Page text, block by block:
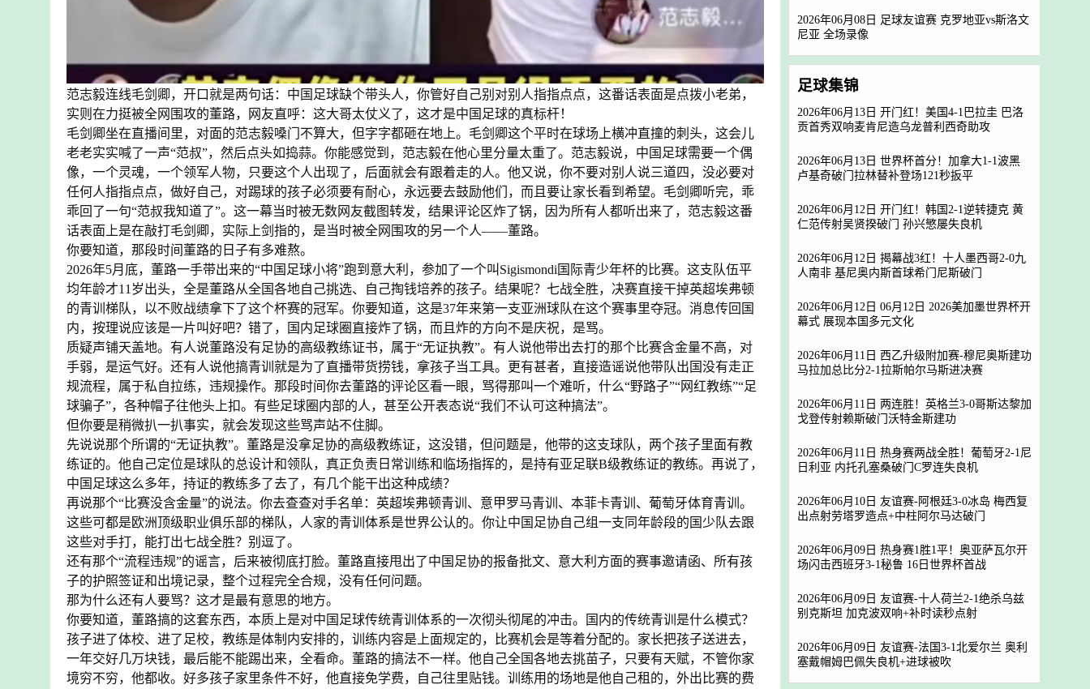
范志毅连线毛剑卿，开口就是两句话：中国足球缺个带头人，你管好自己别对别人指指点点，这番话表面是点拨小老弟，
实则在力挺被全网围攻的董路，网友直呼：这大哥太仗义了，这才是中国足球的真标杆！
毛剑卿坐在直播间里，对面的范志毅嗓门不算大，但字字都砸在地上。毛剑卿这个平时在球场上横冲直撞的刺头，这会儿
老老实实喊了一声“范叔”，然后点头如捣蒜。你能感觉到，范志毅在他心里分量太重了。范志毅说，中国足球需要一个偶
像，一个灵魂，一个领军人物，只要这个人出现了，后面就会有跟着走的人。他又说，你不要对别人说三道四，没必要对
任何人指指点点，做好自己，对踢球的孩子必须要有耐心，永远要去鼓励他们，而且要让家长看到希望。毛剑卿听完，乖
乖回了一句“范叔我知道了”。这一幕当时被无数网友截图转发，结果评论区炸了锅，因为所有人都听出来了，范志毅这番
话表面上是在敲打毛剑卿，实际上剑指的，是当时被全网围攻的另一个人——董路。
你要知道，那段时间董路的日子有多难熬。
2026年5月底，董路一手带出来的“中国足球小将”跑到意大利，参加了一个叫Sigismondi国际青少年杯的比赛。这支队伍平
均年龄才11岁出头，全是董路从全国各地自己挑选、自己掏钱培养的孩子。结果呢？七战全胜，决赛直接干掉英超埃弗顿
的青训梯队，以不败战绩拿下了这个杯赛的冠军。你要知道，这是37年来第一支亚洲球队在这个赛事里夺冠。消息传回国
内，按理说应该是一片叫好吧？错了，国内足球圈直接炸了锅，而且炸的方向不是庆祝，是骂。
质疑声铺天盖地。有人说董路没有足协的高级教练证书，属于“无证执教”。有人说他带出去打的那个比赛含金量不高，对
手弱，是运气好。还有人说他搞青训就是为了直播带货捞钱，拿孩子当工具。更有甚者，直接造谣说他带队出国没有走正
规流程，属于私自拉练，违规操作。那段时间你去董路的评论区看一眼，骂得那叫一个难听，什么“野路子”“网红教练”“足
球骗子”，各种帽子往他头上扣。有些足球圈内部的人，甚至公开表态说“我们不认可这种搞法”。
但你要是稍微扒一扒事实，就会发现这些骂声站不住脚。
先说说那个所谓的“无证执教”。董路是没拿足协的高级教练证，这没错，但问题是，他带的这支球队，两个孩子里面有教
练证的。他自己定位是球队的总设计和领队，真正负责日常训练和临场指挥的，是持有亚足联B级教练证的教练。再说了，
中国足球这么多年，持证的教练多了去了，有几个能干出这种成绩？
再说那个“比赛没含金量”的说法。你去查查对手名单：英超埃弗顿青训、意甲罗马青训、本菲卡青训、葡萄牙体育青训。
这些可都是欧洲顶级职业俱乐部的梯队，人家的青训体系是世界公认的。你让中国足协自己组一支同年龄段的国少队去跟
这些对手打，能打出七战全胜？别逗了。
还有那个“流程违规”的谣言，后来被彻底打脸。董路直接甩出了中国足协的报备批文、意大利方面的赛事邀请函、所有孩
子的护照签证和出境记录，整个过程完全合规，没有任何问题。
那为什么还有人要骂？这才是最有意思的地方。
你要知道，董路搞的这套东西，本质上是对中国足球传统青训体系的一次彻头彻尾的冲击。国内的传统青训是什么模式？
孩子进了体校、进了足校，教练是体制内安排的，训练内容是上面规定的，比赛机会是等着分配的。家长把孩子送进去，
一年交好几万块钱，最后能不能踢出来，全看命。董路的搞法不一样。他自己全国各地去挑苗子，只要有天赋，不管你家
境穷不穷，他都收。好多孩子家里条件不好，他直接免学费，自己往里贴钱。训练用的场地是他自己租的，外出比赛的费
2026年06月08日 足球友谊赛 克罗地亚vs斯洛文
尼亚 全场录像
足球集锦
2026年06月13日 开门红！美国4-1巴拉圭 巴洛
贡首秀双响麦肯尼造乌龙普利西奇助攻
2026年06月13日 世界杯首分！加拿大1-1波黑
卢基奇破门拉林替补登场121秒扳平
2026年06月12日 开门红！韩国2-1逆转捷克 黄
仁范传射吴贤揆破门 孙兴慜屡失良机
2026年06月12日 揭幕战3红！十人墨西哥2-0九
人南非 基尼奥内斯首球希门尼斯破门
2026年06月12日 06月12日 2026美加墨世界杯开
幕式 展现本国多元文化
2026年06月11日 西乙升级附加赛-穆尼奥斯建功
马拉加总比分2-1拉斯帕尔马斯进决赛
2026年06月11日 两连胜！英格兰3-0哥斯达黎加
戈登传射赖斯破门沃特金斯建功
2026年06月11日 热身赛两战全胜！葡萄牙2-1尼
日利亚 内托孔塞桑破门C罗连失良机
2026年06月10日 友谊赛-阿根廷3-0冰岛 梅西复
出点射劳塔罗造点+中柱阿尔马达破门
2026年06月09日 热身赛1胜1平！奥亚萨瓦尔开
场闪击西班牙3-1秘鲁 16日世界杯首战
2026年06月09日 友谊赛-十人荷兰2-1绝杀乌兹
别克斯坦 加克波双响+补时读秒点射
2026年06月09日 友谊赛-法国3-1北爱尔兰 奥利
塞戴帽姆巴佩失良机+进球被吹